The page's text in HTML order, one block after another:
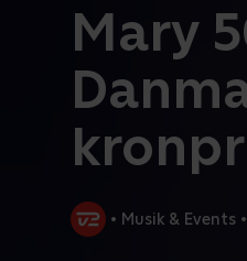
Mary
• Musik & Events •